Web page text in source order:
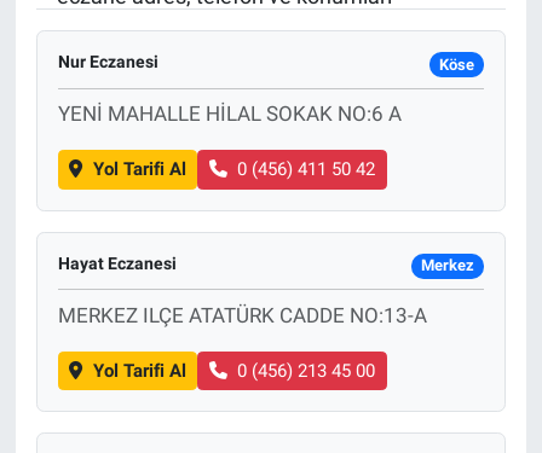
Nur Eczanesi Köse
YENİ MAHALLE HİLAL SOKAK NO:6 A
Yol Tarifi Al 0 (456) 411 50 42
Hayat Eczanesi Merkez
MERKEZ ILÇE ATATÜRK CADDE NO:13-A
Yol Tarifi Al 0 (456) 213 45 00
Spor
Teknoloji
Tv Medya